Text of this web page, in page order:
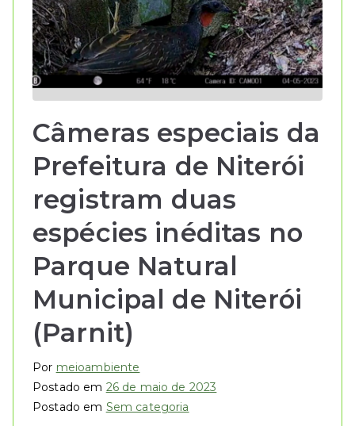
ei
o
A
m
e
Câmeras especiais da
Prefeitura de Niterói
registram duas
espécies inéditas no
Parque Natural
Municipal de Niterói
(Parnit)
Por meioambiente
Postado em 26 de maio de 2023
Postado em Sem categoria